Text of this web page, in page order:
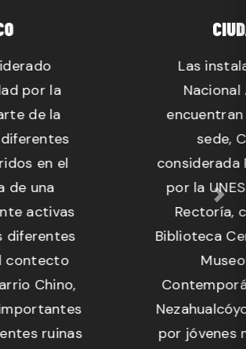
UNIVERSITARIA
de la Universidad
Autónoma de México se
al sur y parte de su actual
Ciudad Universitaria, es
Patrimonio de la Humanidad
Sobresalen la Torre de
con obras del muralista, la
con el arte mosaico, el
Universitario de Arte
y la sala de conciertos
Una zona muy transitada
mayormente, lo que permite
Next